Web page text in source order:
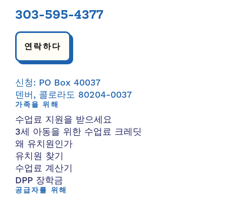
303-595-4377
연락하다
신청: PO Box 40037
덴버, 콜로라도 80204-0037
가족을 위해
수업료 지원을 받으세요
3세 아동을 위한 수업료 크레딧
왜 유치원인가
유치원 찾기
수업료 계산기
DPP 장학금
공급자를 위해